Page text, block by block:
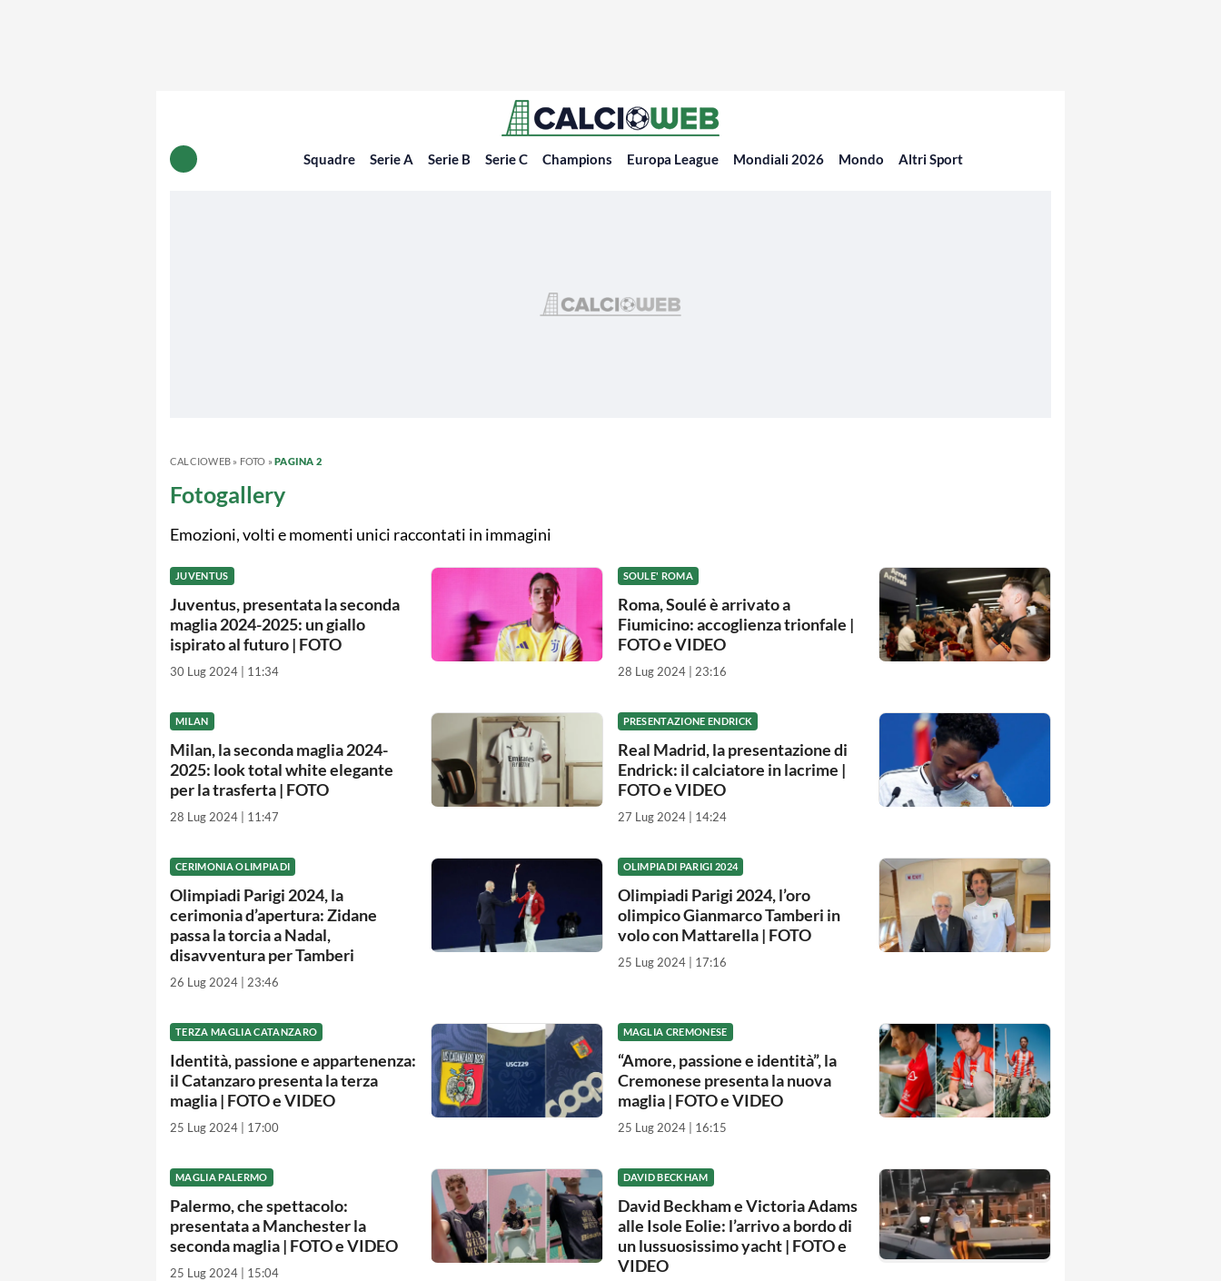
Squadre Serie A Serie B Serie C Champions Europa League Mondiali 2026 Mondo Altri Sport
CALCIOWEB» FOTO »PAGINA 2
Fotogallery
Emozioni, volti e momenti unici raccontati in immagini
JUVENTUS
Juventus, presentata la seconda
maglia 2024-2025: un giallo
ispirato al futuro | FOTO
30 Lug 2024 | 11:34
SOULE' ROMA
Roma, Soulé è arrivato a
Fiumicino: accoglienza trionfale |
FOTO e VIDEO
28 Lug 2024 | 23:16
MILAN
Milan, la seconda maglia 2024-
2025: look total white elegante
per la trasferta | FOTO
28 Lug 2024 | 11:47
PRESENTAZIONE ENDRICK
Real Madrid, la presentazione di
Endrick: il calciatore in lacrime |
FOTO e VIDEO
27 Lug 2024 | 14:24
CERIMONIA OLIMPIADI
Olimpiadi Parigi 2024, la
cerimonia d’apertura: Zidane
passa la torcia a Nadal,
disavventura per Tamberi
26 Lug 2024 | 23:46
OLIMPIADI PARIGI 2024
Olimpiadi Parigi 2024, l’oro
olimpico Gianmarco Tamberi in
volo con Mattarella | FOTO
25 Lug 2024 | 17:16
TERZA MAGLIA CATANZARO
Identità, passione e appartenenza:
il Catanzaro presenta la terza
maglia | FOTO e VIDEO
25 Lug 2024 | 17:00
MAGLIA CREMONESE
“Amore, passione e identità”, la
Cremonese presenta la nuova
maglia | FOTO e VIDEO
25 Lug 2024 | 16:15
MAGLIA PALERMO
Palermo, che spettacolo:
presentata a Manchester la
seconda maglia | FOTO e VIDEO
25 Lug 2024 | 15:04
DAVID BECKHAM
David Beckham e Victoria Adams
alle Isole Eolie: l’arrivo a bordo di
un lussuosissimo yacht | FOTO e
VIDEO